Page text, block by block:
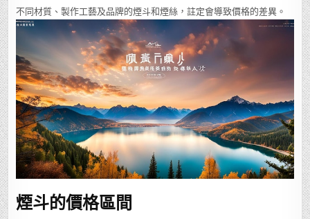
不同材質、製作工藝及品牌的煙斗和煙絲，註定會導致價格的差異。
煙斗的價格區間